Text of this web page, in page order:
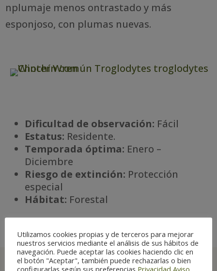
nplumaje menos ontrastado y más
esponjoso, con plumas nuevas.
Dificultad de observación: Fácil
Estatus: Residente.
Temporada óptima: Enero –
Diciembre
Riesgo de extinción: Protección
especial
Hábitat: Forestal
Utilizamos cookies propias y de terceros para mejorar
nuestros servicios mediante el análisis de sus hábitos de
navegación. Puede aceptar las cookies haciendo clic en
el botón "Aceptar", también puede rechazarlas o bien
configurarlas según sus preferencias Privacidad Aviso